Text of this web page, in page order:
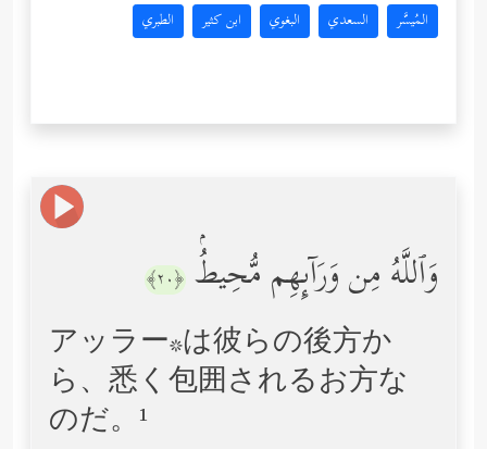
المُيسَّر السعدي البغوي ابن كثير الطبري
وَٱللَّهُ مِن وَرَاۤىِٕهِم مُّحِیطُۢ ﴿٢٠﴾
アッラー*は彼らの後方か
ら、悉く包囲されるお方な
のだ。¹